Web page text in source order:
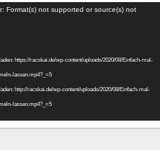
Format(s) not supported or source(s) not
https://racskai.de/wp-content/uploads/2020/08/Einfach-mal-
lassen.mp4?_=5
http://racskai.de/wp-content/uploads/2020/08/Einfach-mal-
lassen.mp4?_=5